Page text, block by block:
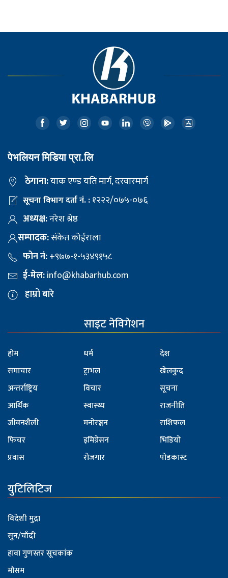
पेभलियन मिडिया प्रा.लि
ठेगाना:याक एण्ड यति मार्ग, दरवारमार्ग
सूचना विभाग दर्ता नं. :१२२२/०७५-०७६
अध्यक्ष:नरेश श्रेष्ठ
सम्पादक:संकेत कोईराला
फोन नं:+९७७-१-५३४९१५८
ई-मेल:info@khabarhub.com
हाम्रो बारे
साइट नेविगेशन
होम
समाचार
अन्तर्राष्ट्रिय
आर्थिक
जीवनशैली
फिचर
प्रवास
धर्म
ट्राभल
विचार
स्वास्थ्य
मनोरञ्जन
इमिग्रेसन
रोजगार
देश
खेलकुद
सूचना
राजनीति
राशिफल
भिडियो
पोडकास्ट
युटिलिटिज
विदेशी मुद्रा
सुन/चाँदी
हावा गुणस्तर सूचकांक
मौसम